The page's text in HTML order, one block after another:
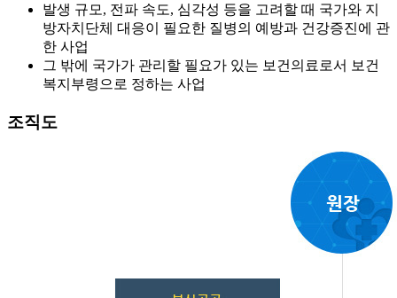
발생 규모, 전파 속도, 심각성 등을 고려할 때 국가와 지
방자치단체 대응이 필요한 질병의 예방과 건강증진에 관
한 사업
그 밖에 국가가 관리할 필요가 있는 보건의료로서 보건
복지부령으로 정하는 사업
조직도